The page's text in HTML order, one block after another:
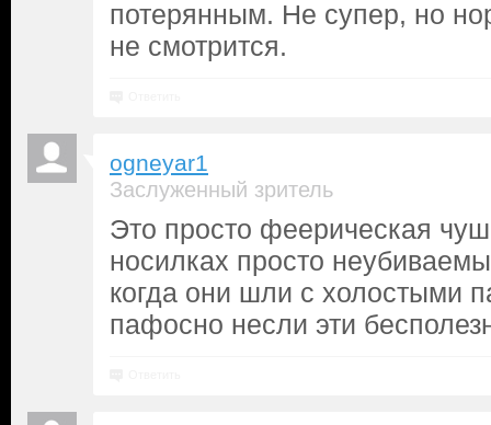
потерянным. Не супер, но
не смотрится.
ogneyar1
Заслуженный зритель
Это просто феерическая
носилках просто
когда они шли с холостыми
пафосно несли эти